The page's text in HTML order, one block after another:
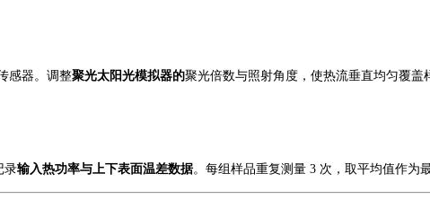
感器。调整聚光太阳光模拟器的聚光倍数与照射角度，使热流垂直均匀覆
录输入热功率与上下表面温差数据。每组样品重复测量 3 次，取平均值作为